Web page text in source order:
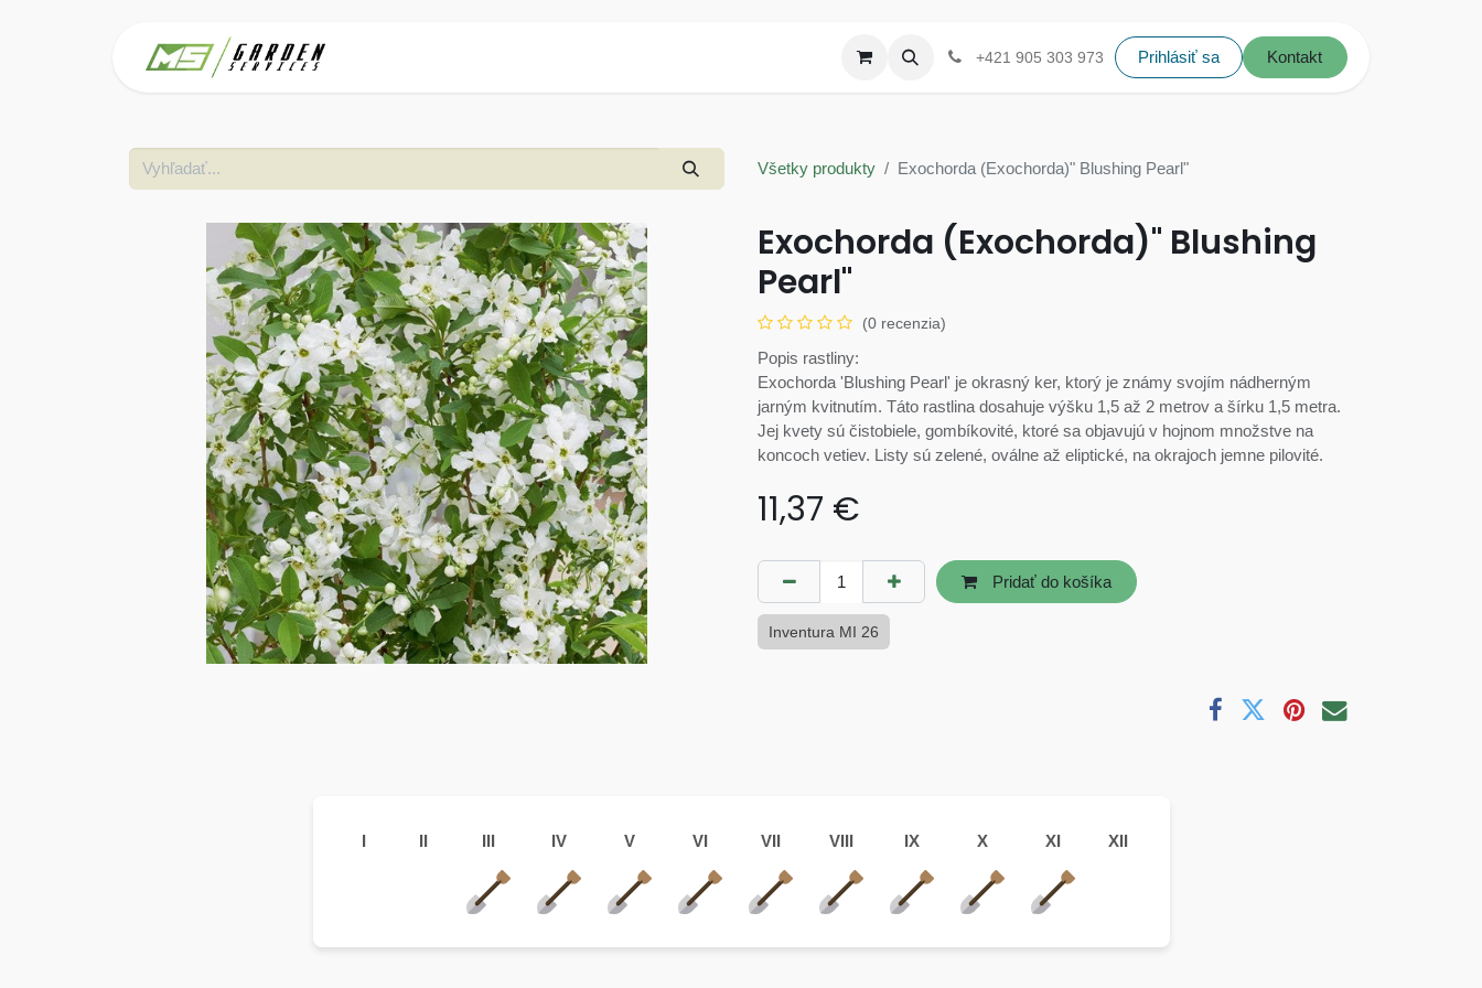
+421 905 303 973 Prihlásiť sa Kontakt
Všetky produkty Exochorda (Exochorda)" Blushing Pearl"
Exochorda (Exochorda)" Blushing
Pearl"
(0 recenzia)
Popis rastliny:
Exochorda 'Blushing Pearl' je okrasný ker, ktorý je známy svojím nádherným
jarným kvitnutím. Táto rastlina dosahuje výšku 1,5 až 2 metrov a šírku 1,5 metra.
Jej kvety sú čistobiele, gombíkovité, ktoré sa objavujú v hojnom množstve na
koncoch vetiev. Listy sú zelené, oválne až eliptické, na okrajoch jemne pilovité.
11,37 €
Pridať do košíka
Inventura MI 26
I II III IV V VI VII VIII IX X XI XII